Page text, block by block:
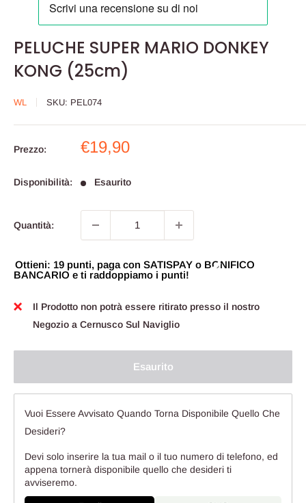
PELUCHE SUPER MARIO DONKEY
KONG (25cm)
WL SKU: PEL074
Prezzo:
Prezzo
€19,90
Disponibilità: Esaurito
Quantità:
Ottieni: 19 punti, paga con SATISPAY o BONIFICO
BANCARIO e ti raddoppiamo i punti!
Il Prodotto non potrà essere ritirato presso il nostro
Negozio a Cernusco Sul Naviglio
Esaurito
Vuoi Essere Avvisato Quando Torna Disponibile Quello Che
Desideri?
Devi solo inserire la tua mail o il tuo numero di telefono, ed
appena tornerà disponibile quello che desideri ti
avviseremo.